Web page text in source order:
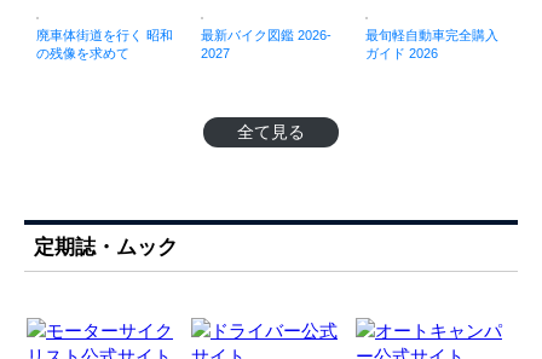
廃車体街道を行く 昭和
の残像を求めて
最新バイク図鑑 2026-
2027
最旬軽自動車完全購入
ガイド 2026
全て見る
定期誌・ムック